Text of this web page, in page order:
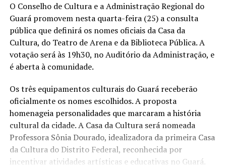
O Conselho de Cultura e a Administração Regional do
Guará promovem nesta quarta-feira (25) a consulta
pública que definirá os nomes oficiais da Casa da
Cultura, do Teatro de Arena e da Biblioteca Pública. A
votação será às 19h30, no Auditório da Administração, e
é aberta à comunidade.
Os três equipamentos culturais do Guará receberão
oficialmente os nomes escolhidos. A proposta
homenageia personalidades que marcaram a história
cultural da cidade. A Casa da Cultura será nomeada
Professora Sônia Dourado, idealizadora da primeira Casa
da Cultura do Distrito Federal, reconhecida por
incentivar atividades artísticas e educativas no Guará.